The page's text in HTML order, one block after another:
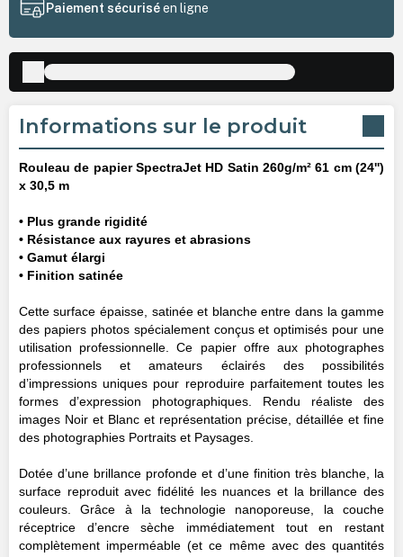
Paiement sécuriséen ligne
Informations sur le produit
Rouleau de papier SpectraJet HD Satin 260g/m² 61 cm (24'')
x 30,5 m
• Plus grande rigidité
• Résistance aux rayures et abrasions
• Gamut élargi
• Finition satinée
Cette surface épaisse, satinée et blanche entre dans la gamme
des papiers photos spécialement conçus et optimisés pour une
utilisation professionnelle. Ce papier offre aux photographes
professionnels et amateurs éclairés des possibilités
d’impressions uniques pour reproduire parfaitement toutes les
formes d’expression photographiques. Rendu réaliste des
images Noir et Blanc et représentation précise, détaillée et fine
des photographies Portraits et Paysages.
Dotée d’une brillance profonde et d’une finition très blanche, la
surface reproduit avec fidélité les nuances et la brillance des
couleurs. Grâce à la technologie nanoporeuse, la couche
réceptrice d’encre sèche immédiatement tout en restant
complètement imperméable (et ce même avec des quantités